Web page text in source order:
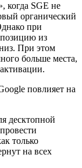
когда SGE не
органический
при
из
При этом
больше места,
десктопной
только
на всех